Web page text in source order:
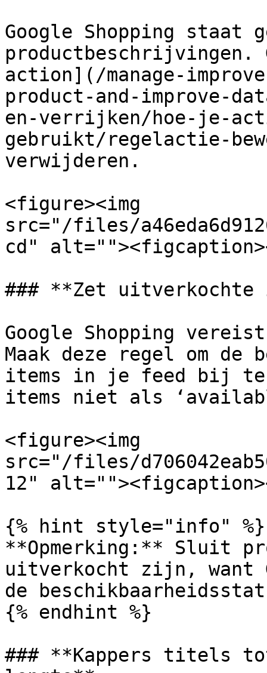
Google Shopping staat
action](/manage-
product-and-improve-
en-verrijken/hoe-je-
gebruikt/regelactie-
verwijderen.
<figure><img
src="/files/
cd"
### **Zet uitverkochte
Google Shopping
Maak deze regel om de
items in je feed bij te
items niet als
<figure><img
src="/files/
12"
{% hint style="info" %}
**Opmerking:** Sluit
uitverkocht zijn, want
de
{% endhint %}
### **Kappers titels